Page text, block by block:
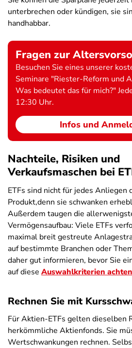
unterbrechen oder kündigen, sie
handhabbar.
Fragen zur
Besuchen Sie eines unserer
Seminare "Riester-Reform und
Was bedeutet das für mich?"
12:30 Uhr.
Infos und
Nachteile, Risiken und
Verkaufsmaschen bei
ETFs sind nicht für jedes Anliegen
Produkt,denn sie schwanken
Außerdem taugen die
Vermögensaufbau: Viele ETFs
maximal breit gestreute
auf bestimmte Branchen oder
daher gut informieren, bevor Sie
auf diese Auswahlkriterien achten
Rechnen Sie mit
Für Aktien-ETFs gelten dieselben
herkömmliche Aktienfonds. Sie
Wertschwankungen rechnen.